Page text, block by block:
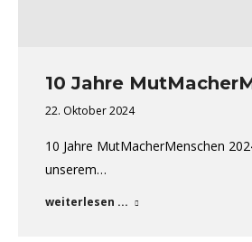
10 Jahre
22. Oktober 2024
10 Jahre MutMacherMenschen
unserem…
weiterlesen ...